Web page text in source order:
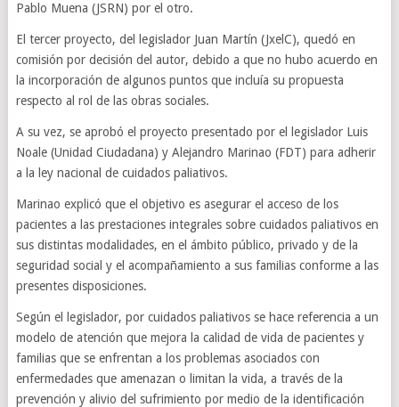
Pablo Muena (JSRN) por el otro.
El tercer proyecto, del legislador Juan Martín (JxelC), quedó en
comisión por decisión del autor, debido a que no hubo acuerdo en
la incorporación de algunos puntos que incluía su propuesta
respecto al rol de las obras sociales.
A su vez, se aprobó el proyecto presentado por el legislador Luis
Noale (Unidad Ciudadana) y Alejandro Marinao (FDT) para adherir
a la ley nacional de cuidados paliativos.
Marinao explicó que el objetivo es asegurar el acceso de los
pacientes a las prestaciones integrales sobre cuidados paliativos en
sus distintas modalidades, en el ámbito público, privado y de la
seguridad social y el acompañamiento a sus familias conforme a las
presentes disposiciones.
Según el legislador, por cuidados paliativos se hace referencia a un
modelo de atención que mejora la calidad de vida de pacientes y
familias que se enfrentan a los problemas asociados con
enfermedades que amenazan o limitan la vida, a través de la
prevención y alivio del sufrimiento por medio de la identificación